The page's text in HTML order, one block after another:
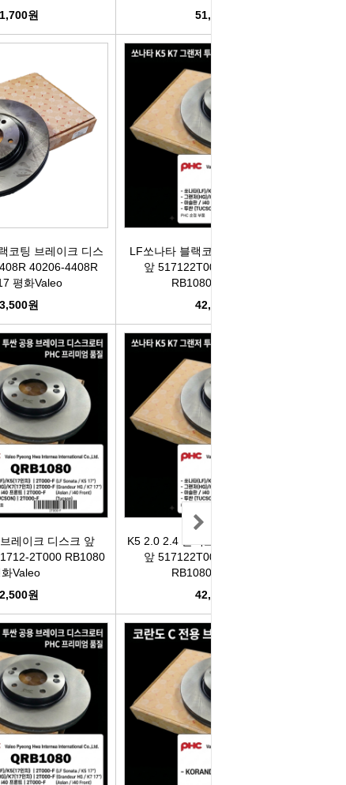
전구
넥터
구소켓
일
전구
센서
안테나
타
인휴즈
휴즈
케이스
휴즈
이
커넥터
스위치
프링
테일램프[순정품]
우찌핀.바닥핀
패스너 파스너도어트림
도어스티커
모비스기어봉
패달패드
자동차반사판
고휘도반사테이프
휠캡/허브캡
특장차부품
원
51,700원
코팅 브레이크 디스
40206-4408R
평화Valeo
원
LF쏘나타 블랙코팅 브레이크 디스크
앞 517122T000 51712-2T000
RB1080 평화Valeo
42,500원
레이크 디스크 앞
2T000 RB1080
Valeo
원
K5 2.0 2.4 블랙코팅 브레이크 디스크
앞 517122T000 51712-2T000
RB1080 평화Valeo
42,500원